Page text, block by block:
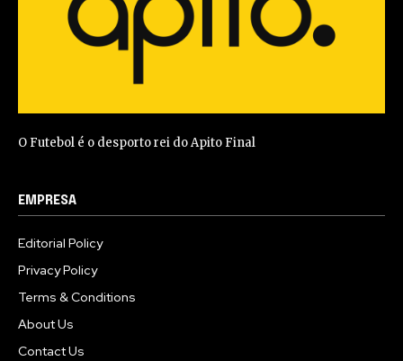
O Futebol é o desporto rei do Apito Final
EMPRESA
Editorial Policy
Privacy Policy
Terms & Conditions
About Us
Contact Us